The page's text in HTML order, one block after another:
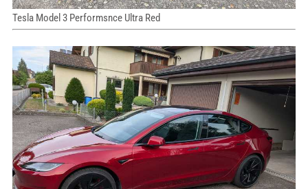
Tesla Model 3 Performsnce Ultra Red